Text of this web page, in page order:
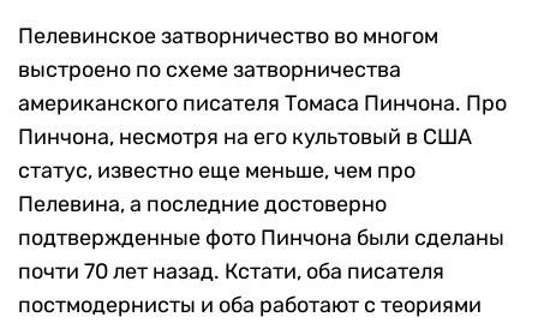
Пелевинское затворничество во многом
выстроено по схеме затворничества
американского писателя Томаса Пинчона. Про
Пинчона, несмотря на его культовый в США
статус, известно еще меньше, чем про
Пелевина, а последние достоверно
подтвержденные фото Пинчона были сделаны
почти 70 лет назад. Кстати, оба писателя
постмодернисты и оба работают с теориями